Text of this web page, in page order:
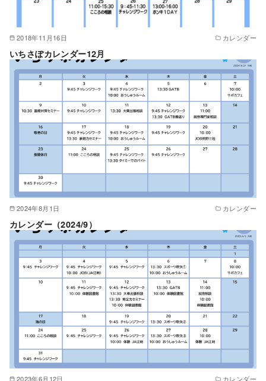
2018年11月16日 カレンダー
いちさぽカレンダー12月
2024年8月1日 カレンダー
カレンダー（2024/9）
2023年6月12日 カレンダー